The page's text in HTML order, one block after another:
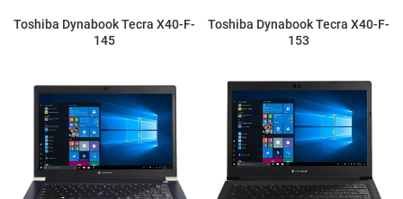
Toshiba Dynabook Tecra X40-F-
145
Toshiba Dynabook Tecra X40-F-
153